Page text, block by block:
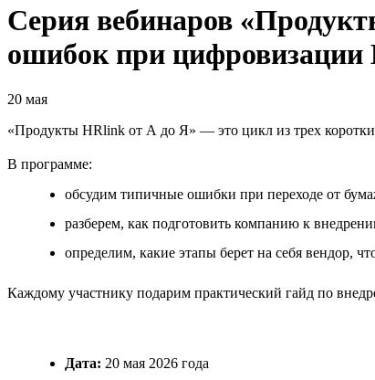
Серия вебинаров
ошибок при цифровизации
20 мая
«Продукты HRlink от А до Я» — это цикл из трех
В программе:
обсудим типичные ошибки при переходе от
разберем, как подготовить компанию к
определим, какие этапы берет на себя вендор,
Каждому участнику подарим практический гайд по
Дата: 20 мая 2026 года